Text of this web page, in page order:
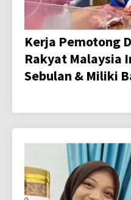
Kerja Pemotong
Rakyat Malaysia
Sebulan & Miliki